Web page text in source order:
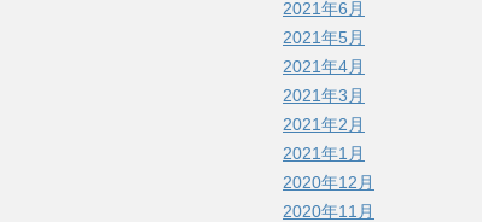
2021年6月
2021年5月
2021年4月
2021年3月
2021年2月
2021年1月
2020年12月
2020年11月